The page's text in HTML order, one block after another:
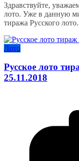
Здравствуйте,
лото. Уже в данную
тиража Русского
Лото
Русское лото
25.11.2018